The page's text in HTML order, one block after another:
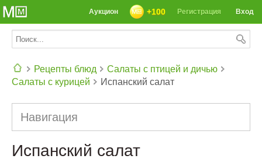
Вход
Регистрация
+100
Аукцион
Рецепты блюд
Салаты с птицей и дичью
Салаты с курицей
Испанский салат
Навигация
Испанский салат